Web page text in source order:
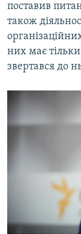
поставив
також
них має
звертався до